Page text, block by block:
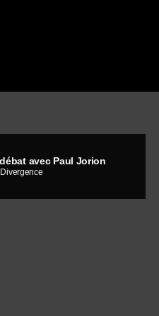
avec Paul Jorion
Divergence